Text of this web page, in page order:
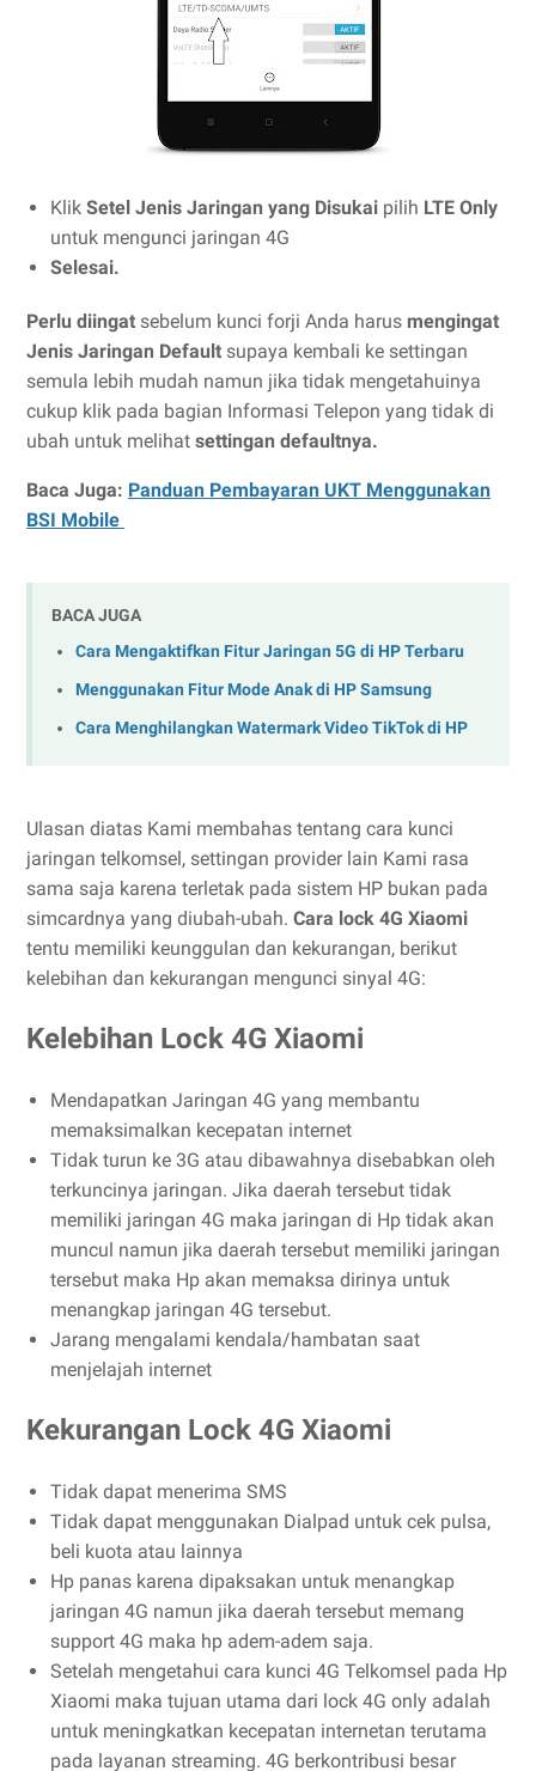
Klik Setel Jenis Jaringan yang Disukai pilih LTE Only
untuk mengunci jaringan 4G
Selesai.
Perlu diingat sebelum kunci forji Anda harus mengingat
Jenis Jaringan Default supaya kembali ke settingan
semula lebih mudah namun jika tidak mengetahuinya
cukup klik pada bagian Informasi Telepon yang tidak di
ubah untuk melihat settingan defaultnya.
Baca Juga: Panduan Pembayaran UKT Menggunakan
BSI Mobile
BACA JUGA
Cara Mengaktifkan Fitur Jaringan 5G di HP Terbaru
Menggunakan Fitur Mode Anak di HP Samsung
Cara Menghilangkan Watermark Video TikTok di HP
Ulasan diatas Kami membahas tentang cara kunci
jaringan telkomsel, settingan provider lain Kami rasa
sama saja karena terletak pada sistem HP bukan pada
simcardnya yang diubah-ubah. Cara lock 4G Xiaomi
tentu memiliki keunggulan dan kekurangan, berikut
kelebihan dan kekurangan mengunci sinyal 4G:
Kelebihan Lock 4G Xiaomi
Mendapatkan Jaringan 4G yang membantu
memaksimalkan kecepatan internet
Tidak turun ke 3G atau dibawahnya disebabkan oleh
terkuncinya jaringan. Jika daerah tersebut tidak
memiliki jaringan 4G maka jaringan di Hp tidak akan
muncul namun jika daerah tersebut memiliki jaringan
tersebut maka Hp akan memaksa dirinya untuk
menangkap jaringan 4G tersebut.
Jarang mengalami kendala/hambatan saat
menjelajah internet
Kekurangan Lock 4G Xiaomi
Tidak dapat menerima SMS
Tidak dapat menggunakan Dialpad untuk cek pulsa,
beli kuota atau lainnya
Hp panas karena dipaksakan untuk menangkap
jaringan 4G namun jika daerah tersebut memang
support 4G maka hp adem-adem saja.
Setelah mengetahui cara kunci 4G Telkomsel pada Hp
Xiaomi maka tujuan utama dari lock 4G only adalah
untuk meningkatkan kecepatan internetan terutama
pada layanan streaming. 4G berkontribusi besar